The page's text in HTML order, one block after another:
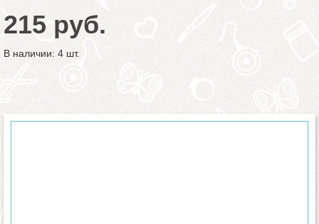
215 руб.
В наличии: 4 шт.